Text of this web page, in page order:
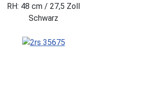
RH: 48 cm / 27,5 Zoll
Schwarz